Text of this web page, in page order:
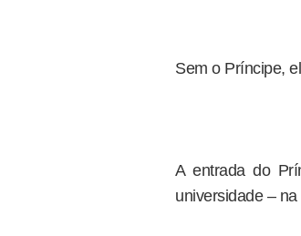
Sem o Príncipe,
A entrada do
universidade –